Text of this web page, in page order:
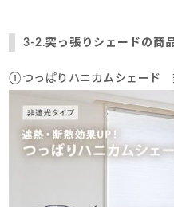
3-2.突っ張りシェードの商
①つっぱりハニカムシェード